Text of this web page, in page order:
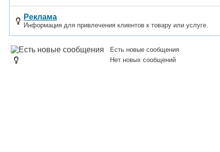
Реклама
Информация для привлечения клиентов к товару или услуге.
Есть новые сообщения
Нет новых сообщений